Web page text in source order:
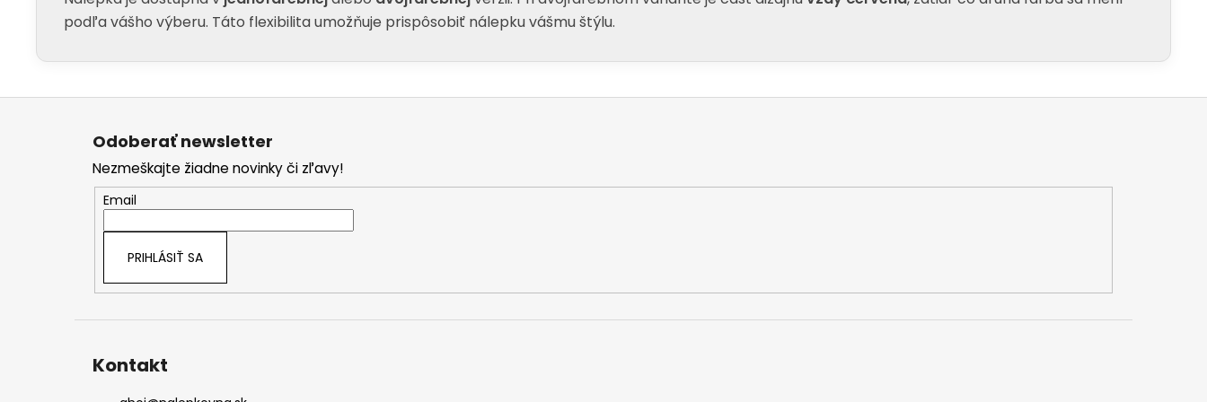
podľa vášho výberu. Táto flexibilita umožňuje prispôsobiť nálepku vášmu štýlu.
Z
Odoberať newsletter
Nezmeškajte žiadne novinky či zľavy!
Email
PRIHLÁSIŤ SA
Kontakt